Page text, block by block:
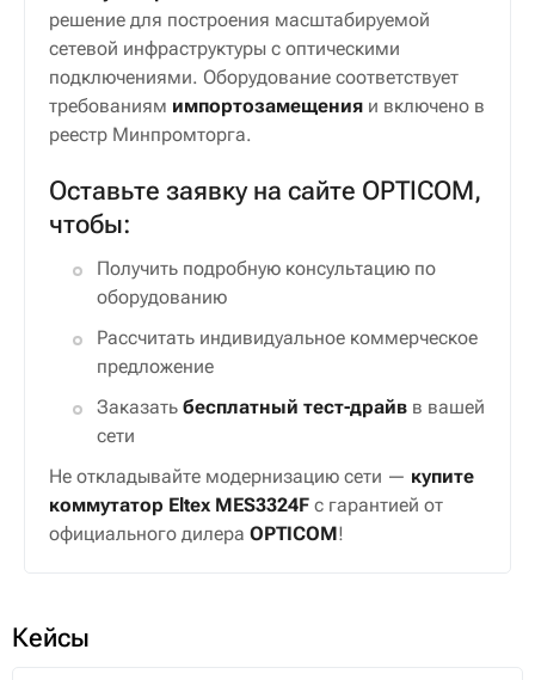
России
Тест-драйв оборудования на 30
дней
Коммутатор MES3324F
— оптимальное
решение для построения масштабируемой
сетевой инфраструктуры с оптическими
подключениями. Оборудование соответствует
требованиямимпортозамещения
Оставьте заявку на сайте OPTICOM,
чтобы:
оборудованию
Рассчитать индивидуальное коммерческое